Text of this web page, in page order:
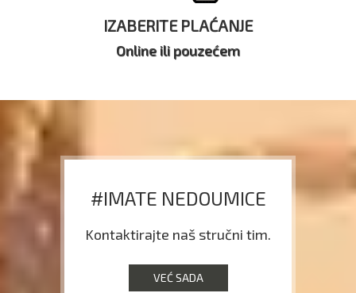
IZABERITE PLAĆANJE
Online ili pouzećem
#IMATE NEDOUMICE
Kontaktirajte naš stručni tim.
VEĆ SADA